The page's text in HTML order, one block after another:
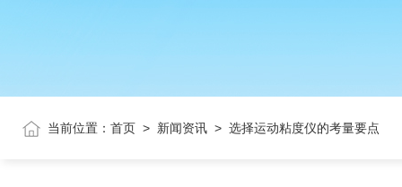
当前位置： 首页 > 新闻资讯 > 选择运动粘度仪的考量要点